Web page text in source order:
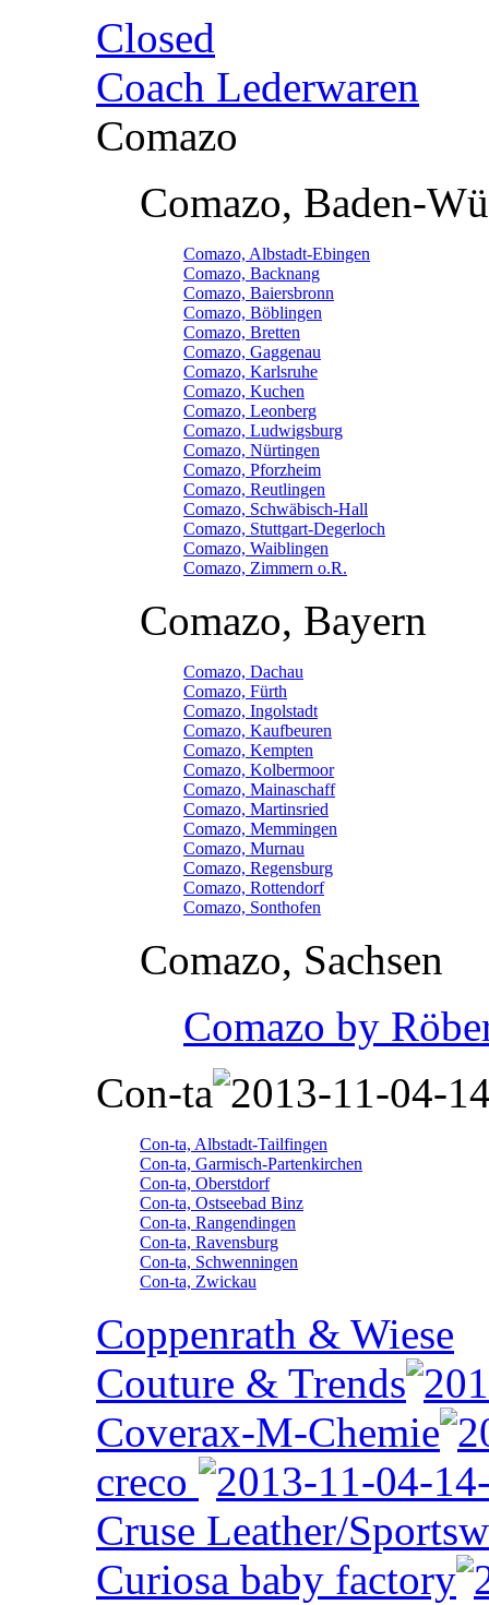
Closed
Coach Lederwaren
Comazo
Comazo, Baden-
Comazo, Albstadt-Ebingen
Comazo, Backnang
Comazo, Baiersbronn
Comazo, Böblingen
Comazo, Bretten
Comazo, Gaggenau
Comazo, Karlsruhe
Comazo, Kuchen
Comazo, Leonberg
Comazo, Ludwigsburg
Comazo, Nürtingen
Comazo, Pforzheim
Comazo, Reutlingen
Comazo, Schwäbisch-Hall
Comazo, Stuttgart-Degerloch
Comazo, Waiblingen
Comazo, Zimmern o.R.
Comazo, Bayern
Comazo, Dachau
Comazo, Fürth
Comazo, Ingolstadt
Comazo, Kaufbeuren
Comazo, Kempten
Comazo, Kolbermoor
Comazo, Mainaschaff
Comazo, Martinsried
Comazo, Memmingen
Comazo, Murnau
Comazo, Regensburg
Comazo, Rottendorf
Comazo, Sonthofen
Comazo, Sachsen
Comazo by
Con-ta
Con-ta, Albstadt-Tailfingen
Con-ta, Garmisch-Partenkirchen
Con-ta, Oberstdorf
Con-ta, Ostseebad Binz
Con-ta, Rangendingen
Con-ta, Ravensburg
Con-ta, Schwenningen
Con-ta, Zwickau
Coppenrath & Wiese
Couture & Trends
Coverax-M-Chemie
creco
Cruse Leather/
Curiosa baby factory